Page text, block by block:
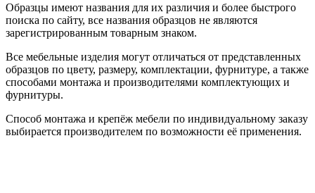
Образцы имеют названия для их различия и более быстрого
поиска по сайту, все названия образцов не являются
зарегистрированным товарным знаком.
Все мебельные изделия могут отличаться от представленных
образцов по цвету, размеру, комплектации, фурнитуре, а также
способами монтажа и производителями комплектующих и
фурнитуры.
Способ монтажа и крепёж мебели по индивидуальному заказу
выбирается производителем по возможности её применения.